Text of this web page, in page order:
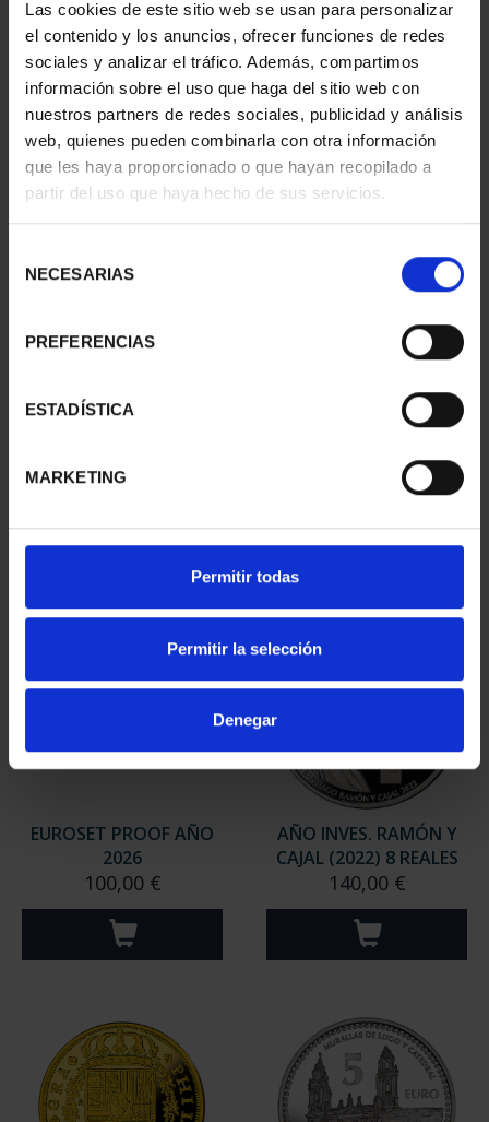
Las cookies de este sitio web se usan para personalizar
el contenido y los anuncios, ofrecer funciones de redes
sociales y analizar el tráfico. Además, compartimos
información sobre el uso que haga del sitio web con
nuestros partners de redes sociales, publicidad y análisis
web, quienes pueden combinarla con otra información
que les haya proporcionado o que hayan recopilado a
partir del uso que haya hecho de sus servicios.
NECESARIAS
PREFERENCIAS
ESTADÍSTICA
MARKETING
Permitir todas
Permitir la selección
Denegar
AÑO GAUDÍ - CASA
MILÁ 2 ESCUDOS
1.245,00 €
AÑO GAUDÍ - PARQUE
GÜELL 8 REALES
140,00 €
AÑO GAUDÍ -
3.735,00 €
EUROSET PROOF AÑO
EUROSET PROOF AÑO
2026
100,00 €
AÑO INVES. RAMÓN Y
CAJAL (2022) 8 REALES
140,00 €